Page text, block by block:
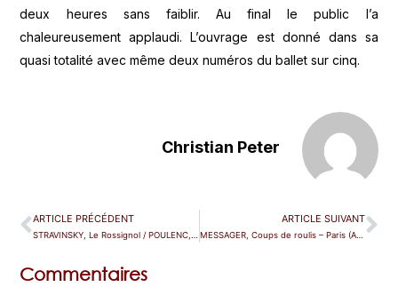
deux heures sans faiblir. Au final le public l’a
chaleureusement applaudi. L’ouvrage est donné dans sa
quasi totalité avec même deux numéros du ballet sur cinq.
Christian Peter
ARTICLE PRÉCÉDENT ARTICLE SUIVANT
MESSAGER, Coups de roulis – Paris (Athénée)
Commentaires